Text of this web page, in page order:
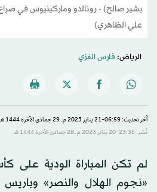
بشير صالح) - رونالدو وماركينيوس في
علي الظاهري)
الرياض: فارس الفزي
آخر تحديث: 06:59-21 يناير 2023 م ـ 29 جمادى الآخرة 1444 هـ
نُشر: 23:35-20 يناير 2023 م ـ 28 جمادى الآخرة 1444 هـ
لم تكن المباراة الودية على
«نجوم الهلال والنصر»